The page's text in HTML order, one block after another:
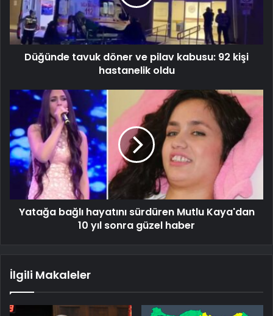
Düğünde tavuk döner ve pilav kabusu: 92 kişi
hastanelik oldu
Yatağa bağlı hayatını sürdüren Mutlu Kaya'dan
10 yıl sonra güzel haber
İlgili Makaleler